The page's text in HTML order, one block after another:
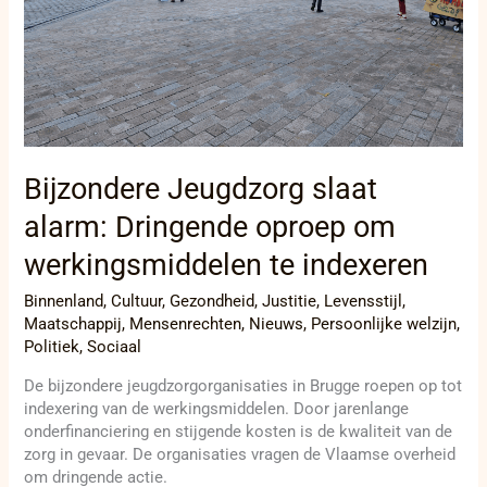
Bijzondere Jeugdzorg slaat
alarm: Dringende oproep om
werkingsmiddelen te indexeren
Binnenland,Cultuur,Gezondheid,Justitie, Levensstijl,
Maatschappij, Mensenrechten, Nieuws, Persoonlijke welzijn,
Politiek,Sociaal
De bijzondere jeugdzorgorganisaties in Brugge roepen op tot
indexering van de werkingsmiddelen. Door jarenlange
onderfinanciering en stijgende kosten is de kwaliteit van de
zorg in gevaar. De organisaties vragen de Vlaamse overheid
om dringende actie.
te
indexeren